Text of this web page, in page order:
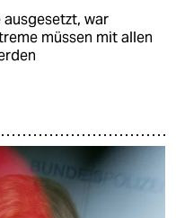
ausgesetzt, war
müssen mit allen